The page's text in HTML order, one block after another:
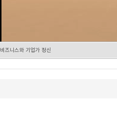
비즈니스와 기업가 정신